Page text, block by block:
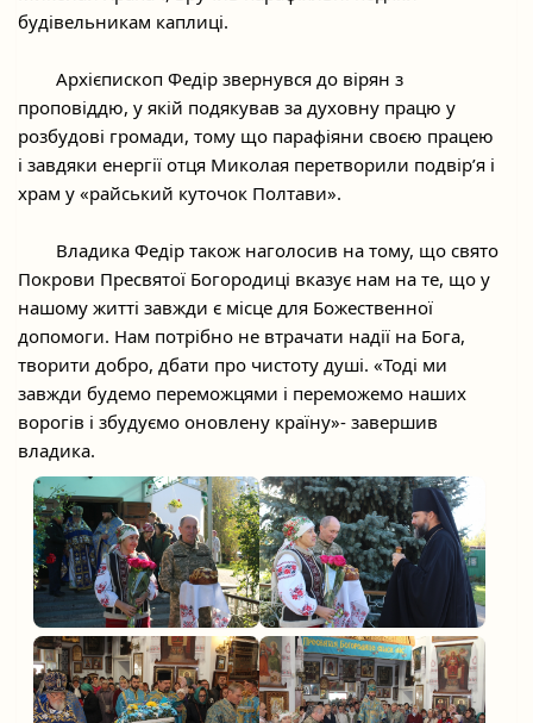
будівельникам каплиці.
проповіддю, у якій подякував за духовну працю у
розбудові громади, тому що парафіяни своєю працею
і завдяки енергії отця Миколая перетворили подвір’я і
храм у «райський куточок Полтави».
Покрови Пресвятої Богородиці вказує нам на те, що у
нашому житті завжди є місце для Божественної
допомоги. Нам потрібно не втрачати надії на Бога,
творити добро, дбати про чистоту душі. «Тоді ми
завжди будемо переможцями і переможемо наших
ворогів і збудуємо оновлену країну»- завершив
владика.